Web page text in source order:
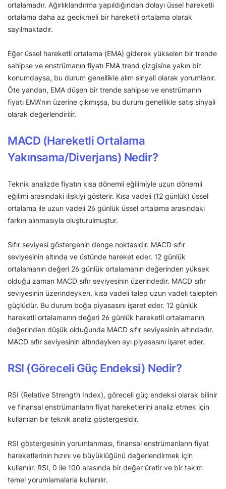
ortalamadır. Ağırlıklandırma yapıldığından dolayı üssel hareketli
ortalama daha az gecikmeli bir hareketli ortalama olarak
sayılmaktadır.
Eğer üssel hareketli ortalama (EMA) giderek yükselen bir trende
sahipse ve enstrümanın fiyatı EMA trend çizgisine yakın bir
konumdaysa, bu durum genellikle alım sinyali olarak yorumlanır.
Öte yandan, EMA düşen bir trende sahipse ve enstrümanın
fiyatı EMA’nın üzerine çıkmışsa, bu durum genellikle satış sinyali
olarak değerlendirilir.
MACD (Hareketli Ortalama
Yakınsama/Diverjans) Nedir?
Teknik analizde fiyatın kısa dönemli eğilimiyle uzun dönemli
eğilimi arasındaki ilişkiyi gösterir. Kısa vadeli (12 günlük) üssel
ortalama ile uzun vadeli 26 günlük üssel ortalama arasındaki
farkın alınmasıyla oluşturulmuştur.
Sıfır seviyesi göstergenin denge noktasıdır. MACD sıfır
seviyesinin altında ve üstünde hareket eder. 12 günlük
ortalamanın değeri 26 günlük ortalamanın değerinden yüksek
olduğu zaman MACD sıfır seviyesinin üzerindedir. MACD sıfır
seviyesinin üzerindeyken, kısa vadeli talep uzun vadeli talepten
güçlüdür. Bu durum boğa piyasasını işaret eder. 12 günlük
hareketli ortalamanın değeri 26 günlük hareketli ortalamanın
değerinden düşük olduğunda MACD sıfır seviyesinin altındadır.
MACD sıfır seviyesinin altındayken ayı piyasasını işaret eder.
RSI (Göreceli Güç Endeksi) Nedir?
RSI (Relative Strength Index), göreceli güç endeksi olarak bilinir
ve finansal enstrümanların fiyat hareketlerini analiz etmek için
kullanılan bir teknik analiz göstergesidir.
RSI göstergesinin yorumlanması, finansal enstrümanların fiyat
hareketlerinin hızını ve büyüklüğünü değerlendirmek için
kullanılır. RSI, 0 ile 100 arasında bir değer üretir ve bir takım
temel yorumlamalarla kullanılır.